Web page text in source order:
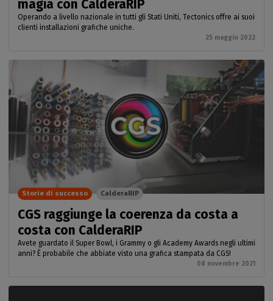
magia con CalderaRIP
Operando a livello nazionale in tutti gli Stati Uniti, Tectonics offre ai suoi
clienti installazioni grafiche uniche.
25 maggio 2022
CGS raggiunge la coerenza da costa a
costa con CalderaRIP
Avete guardato il Super Bowl, i Grammy o gli Academy Awards negli ultimi
anni? È probabile che abbiate visto una grafica stampata da CGS!
08 novembre 2021
Storie di successo CalderaRIP